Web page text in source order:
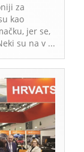
za
kao
jer se,
su na v ...